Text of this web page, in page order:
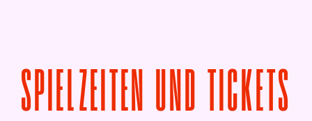
SPIELZEITEN UND TICKETS